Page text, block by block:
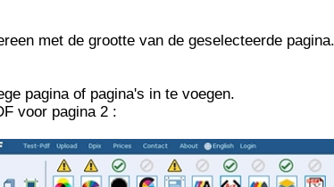
met de grootte van de geselecteerde pagina.
pagina of pagina's in te voegen.
voor pagina 2 :